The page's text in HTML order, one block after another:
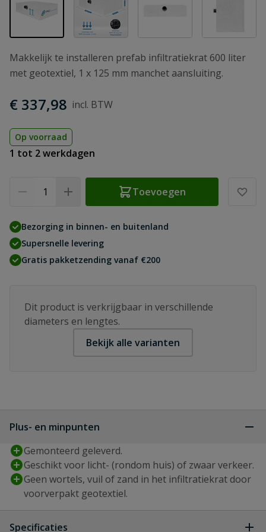
Makkelijk te installeren prefab infiltratiekrat 600 liter
met geotextiel, 1 x 125 mm manchet aansluiting.
€ 337,98
Op voorraad
1 tot 2 werkdagen
Toevoegen
Bezorging in binnen- en buitenland
Supersnelle levering
Gratis pakketzending vanaf €200
Dit product is verkrijgbaar in verschillende
diameters en lengtes.
Bekijk alle varianten
Plus- en minpunten
Gemonteerd geleverd.
Geschikt voor licht- (rondom huis) of zwaar verkeer.
Geen wortels, vuil of zand in het infiltratiekrat door
voorverpakt geotextiel.
Specificaties